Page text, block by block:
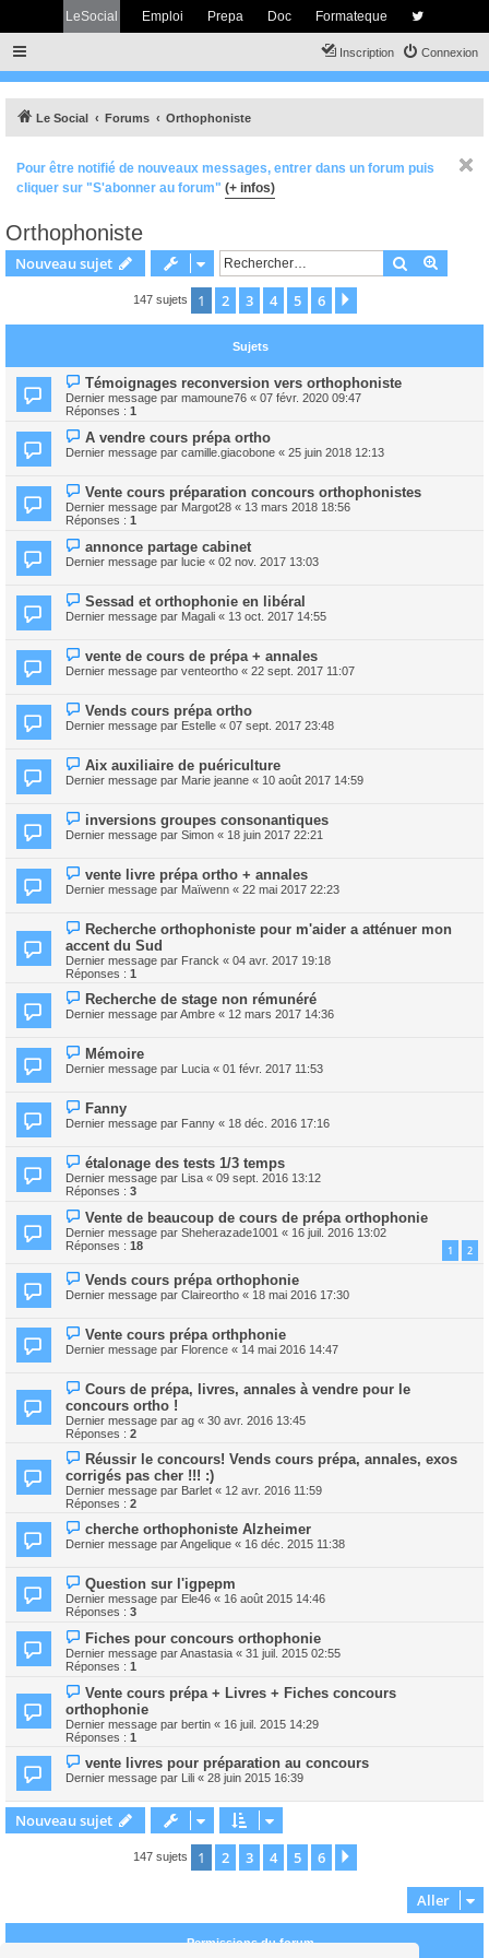
LeSocial Emploi Prepa Doc Formateque
Connexion
Inscription
Le Social Forums Orthophoniste
Pour être notifié de nouveaux messages, entrer dans un forum puis
cliquer sur "S'abonner au forum" (+ infos)
Orthophoniste
Nouveau sujet Rechercher
147 sujets 1 2 3 4 5 6
Sujets
Témoignages reconversion vers orthophoniste
Dernier message par mamoune76 « 07 févr. 2020 09:47
Réponses : 1
A vendre cours prépa ortho
Dernier message par camille.giacobone « 25 juin 2018 12:13
Vente cours préparation concours orthophonistes
Dernier message par Margot28 « 13 mars 2018 18:56
Réponses : 1
annonce partage cabinet
Dernier message par lucie « 02 nov. 2017 13:03
Sessad et orthophonie en libéral
Dernier message par Magali « 13 oct. 2017 14:55
vente de cours de prépa + annales
Dernier message par venteortho « 22 sept. 2017 11:07
Vends cours prépa ortho
Dernier message par Estelle « 07 sept. 2017 23:48
Aix auxiliaire de puériculture
Dernier message par Marie jeanne « 10 août 2017 14:59
inversions groupes consonantiques
Dernier message par Simon « 18 juin 2017 22:21
vente livre prépa ortho + annales
Dernier message par Maïwenn « 22 mai 2017 22:23
Recherche orthophoniste pour m'aider a atténuer mon
accent du Sud
Dernier message par Franck « 04 avr. 2017 19:18
Réponses : 1
Recherche de stage non rémunéré
Dernier message parAmbre « 12 mars 2017 14:36
Mémoire
Dernier message par Lucia « 01 févr. 2017 11:53
Fanny
Dernier message par Fanny « 18 déc. 2016 17:16
étalonage des tests 1/3 temps
Dernier message par Lisa « 09 sept. 2016 13:12
Réponses : 3
Vente de beaucoup de cours de prépa orthophonie
Dernier message par Sheherazade1001 « 16 juil. 2016 13:02
Réponses : 18 1 2
Vends cours prépa orthophonie
Dernier message par Claireortho « 18 mai 2016 17:30
Vente cours prépa orthphonie
Dernier message par Florence « 14 mai 2016 14:47
Cours de prépa, livres, annales à vendre pour le
concours ortho !
Dernier message par ag « 30 avr. 2016 13:45
Réponses : 2
Réussir le concours! Vends cours prépa, annales, exos
corrigés pas cher !!! :)
Dernier message par Barlet « 12 avr. 2016 11:59
Réponses : 2
cherche orthophoniste Alzheimer
Dernier message parAngelique « 16 déc. 2015 11:38
Question sur l'igpepm
Dernier message par Ele46 « 16 août 2015 14:46
Réponses : 3
Fiches pour concours orthophonie
Dernier message parAnastasia « 31 juil. 2015 02:55
Réponses : 1
Vente cours prépa + Livres + Fiches concours
orthophonie
Dernier message par bertin « 16 juil. 2015 14:29
Réponses : 1
vente livres pour préparation au concours
Dernier message par Lili « 28 juin 2015 16:39
Nouveau sujet
147 sujets 1 2 3 4 5 6
Aller
Permissions du forum